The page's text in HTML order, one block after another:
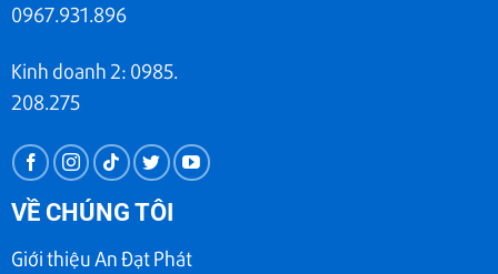
0967.931.896
Kinh doanh 2: 0985.
208.275
VỀ CHÚNG TÔI
Giới thiệu An Đạt Phát